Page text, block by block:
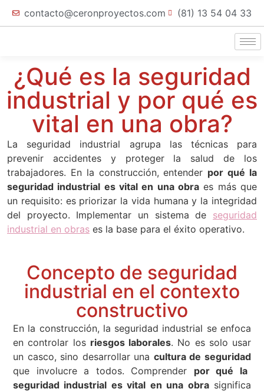
contacto@ceronproyectos.com (81) 13 54 04 33
¿Qué es la seguridad
industrial y por qué es
vital en una obra?
La seguridad industrial agrupa las técnicas para
prevenir accidentes y proteger la salud de los
trabajadores. En la construcción, entender por qué la
seguridad industrial es vital en una obra es más que
un requisito: es priorizar la vida humana y la integridad
del proyecto. Implementar un sistema de seguridad
industrial en obras es la base para el éxito operativo.
Concepto de seguridad
industrial en el contexto
constructivo
En la construcción, la seguridad industrial se enfoca
en controlar los riesgos laborales. No es solo usar
un casco, sino desarrollar una cultura de seguridad
que involucre a todos. Comprender por qué la
seguridad industrial es vital en una obrasignifica